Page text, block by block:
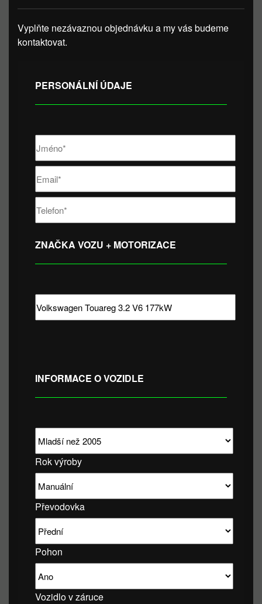
Vyplňte nezávaznou objednávku a my vás budeme
kontaktovat.
PERSONÁLNÍ ÚDAJE
ZNAČKA VOZU + MOTORIZACE
INFORMACE O VOZIDLE
Rok výroby
Převodovka
Pohon
Vozidlo v záruce